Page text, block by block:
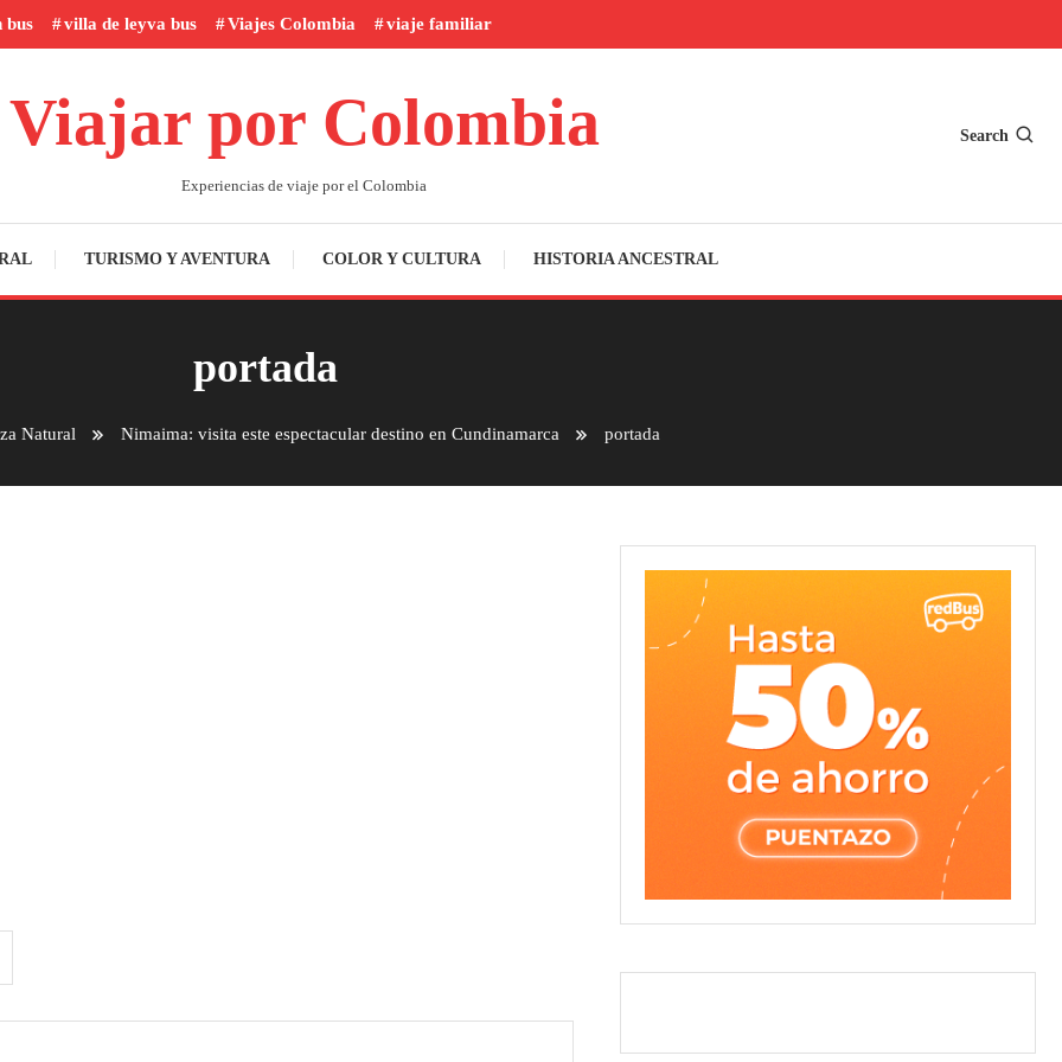
bus villa de leyva bus Viajes Colombia viaje familiar
Viajar por Colombia
Experiencias de viaje por el Colombia
Search
TURISMO Y AVENTURA COLOR Y CULTURA HISTORIA ANCESTRAL
portada
Natural Nimaima: visita este espectacular destino en Cundinamarca portada